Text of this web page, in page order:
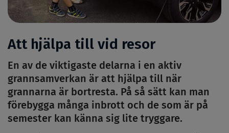
Att hjälpa till vid resor
En av de viktigaste delarna i en aktiv
grannsamverkan är att hjälpa till när
grannarna är bortresta. På så sätt kan man
förebygga många inbrott och de som är på
semester kan känna sig lite tryggare.